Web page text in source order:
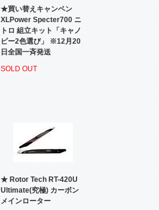
★買い替えキャンペン
XLPower Specter700 ニ
トロ 組立キット「キャノ
ピー2色選び」 ※12月20
日全国一斉発送
SOLD OUT
★ Rotor Tech RT-420U
Ultimate(究極) カーボン
メインローター